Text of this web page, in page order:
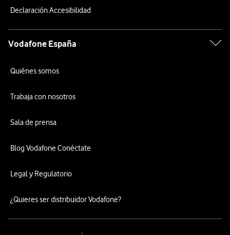
Declaración Accesibilidad
Vodafone España
Quiénes somos
Trabaja con nosotros
Sala de prensa
Blog Vodafone Conéctate
Legal y Regulatorio
¿Quieres ser distribuidor Vodafone?